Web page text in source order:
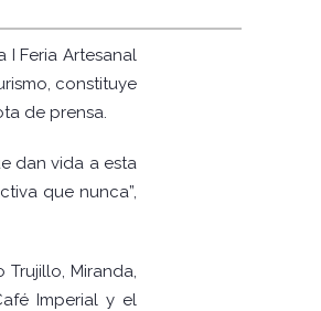
Feria Artesanal
constituye
de prensa.
dan vida a esta
que nunca”,
Miranda,
Imperial y el